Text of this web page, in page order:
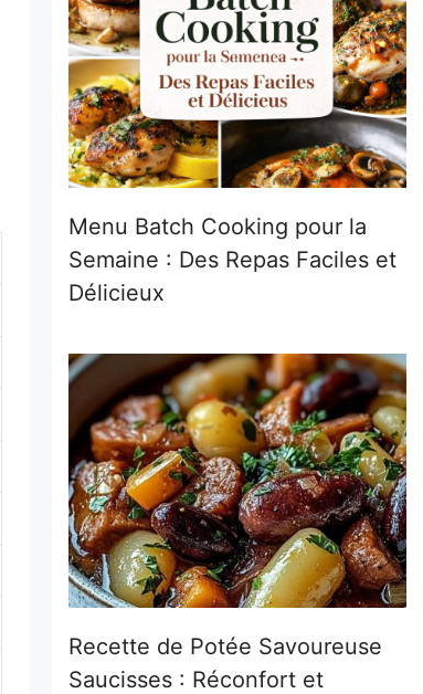
Menu Batch Cooking pour la
Semaine : Des Repas Faciles et
Délicieux
Recette de Potée Savoureuse
Saucisses : Réconfort et